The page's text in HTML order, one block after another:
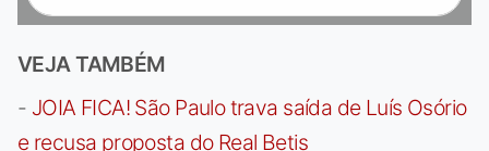
VEJA TAMBÉM
- JOIA FICA! São Paulo trava saída de Luís Osório
e recusa proposta do Real Betis